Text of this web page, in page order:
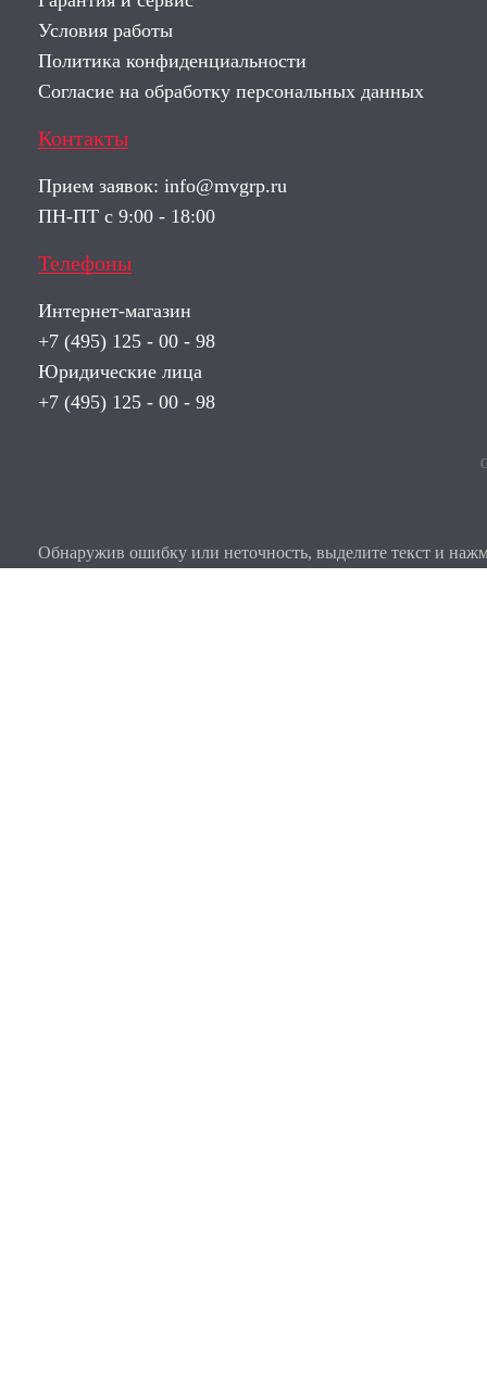
Условия работы
Политика конфиденциальности
Согласие на обработку персональных данных
Контакты
Прием заявок: info@mvgrp.ru
ПН-ПТ с 9:00 - 18:00
Телефоны
Интернет-магазин
+7 (495) 125 - 00 - 98
Юридические лица
+7 (495) 125 - 00 - 98
Обнаружив ошибку или неточность, выделите текст и